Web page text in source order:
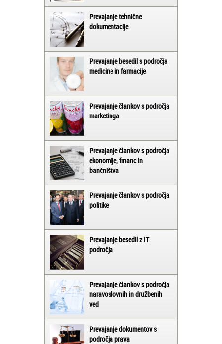
Prevajanje tehnične
dokumentacije
Prevajanje besedil s področja
medicine in farmacije
Prevajanje člankov s področja
marketinga
Prevajanje člankov s področja
ekonomije, financ in
bančništva
Prevajanje člankov s področja
politike
Prevajanje besedil z IT
področja
Prevajanje člankov s področja
naravoslovnih in družbenih
ved
Prevajanje dokumentov s
področja prava